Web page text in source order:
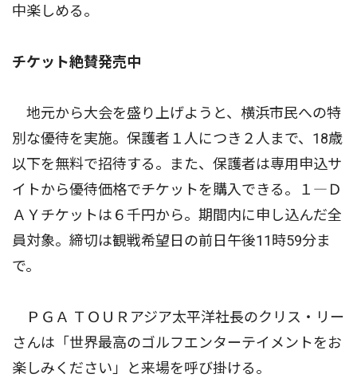
中楽しめる。
チケット絶賛発売中
地元から大会を盛り上げようと、横浜市民への特
別な優待を実施。保護者１人につき２人まで、18歳
以下を無料で招待する。また、保護者は専用申込サ
イトから優待価格でチケットを購入できる。１―Ｄ
ＡＹチケットは６千円から。期間内に申し込んだ全
員対象。締切は観戦希望日の前日午後11時59分ま
で。
ＰＧＡ ＴＯＵＲアジア太平洋社長のクリス・リー
さんは「世界最高のゴルフエンターテイメントをお
楽しみください」と来場を呼び掛ける。